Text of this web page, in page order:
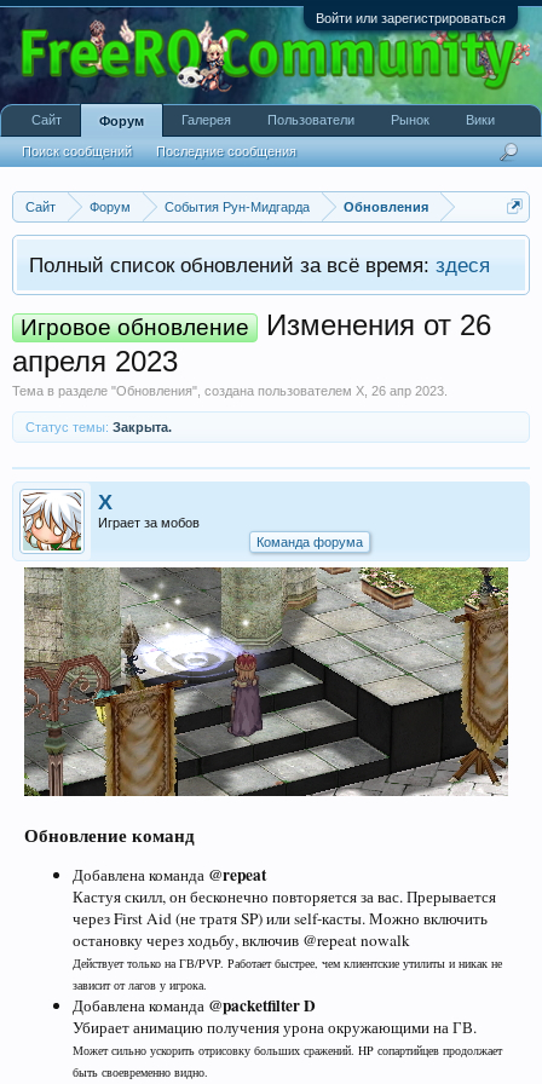
Войти или зарегистрироваться
Сайт Форум События Рун-Мидгарда Обновления
Полный список обновлений за всё время: здеся
Игровое обновление
Изменения от 26
апреля 2023
Тема в разделе "Обновления", создана пользователем X 26 апр 2023
Статус темы: Закрыта.
X
Играет за мобов
Команда форума
Обновление команд
Добавлена команда @repeat
Кастуя скилл, он бесконечно повторяется за вас. Прерывается
через First Aid (не тратя SP) или self-касты. Можно включить
остановку через ходьбу, включив @repeat nowalk
Действует только на ГВ/PVP. Работает быстрее, чем клиентские утилиты и никак не
зависит от лагов у игрока.
Добавлена команда @packetfilter D
Убирает анимацию получения урона окружающими на ГВ.
Может сильно ускорить отрисовку больших сражений. HP сопартийцев продолжает
быть своевременно видно.
Сайт Форум
Поиск сообщений Последние сообщения
Галерея Пользователи Рынок Вики